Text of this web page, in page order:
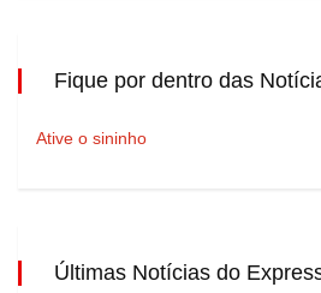
Fique por dentro das
Ative o sininho
Últimas Notícias do